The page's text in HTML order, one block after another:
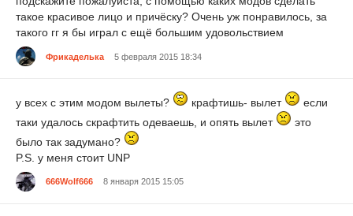
такое красивое лицо и причёску? Очень уж понравилось, за
такого гг я бы играл с ещё большим удовольствием
Фрикаделька 5 февраля 2015 18:34
у всех с этим модом вылеты? крафтишь- вылет
если
таки удалось скрафтить одеваешь, и опять вылет
это
было так задумано?
P.S. у меня стоит UNP
666Wolf666 8 января 2015 15:05